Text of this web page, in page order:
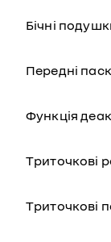
Бічні
Передні
Функція
Триточкові
Триточкові